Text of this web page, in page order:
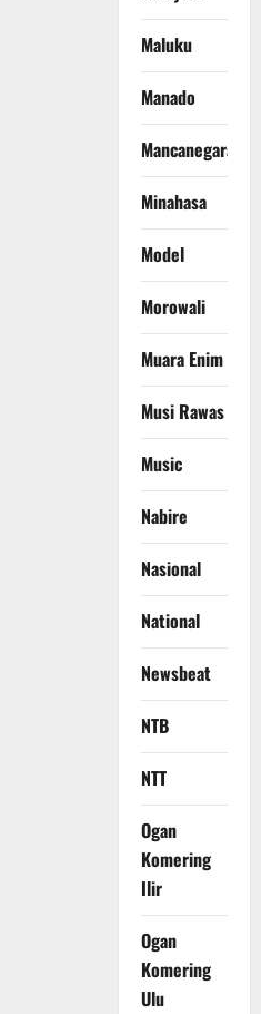
Maluku
Manado
Mancanegara
Minahasa
Model
Morowali
Muara Enim
Musi Rawas
Music
Nabire
Nasional
National
Newsbeat
NTB
NTT
Ogan
Komering
Ilir
Ogan
Komering
Ulu